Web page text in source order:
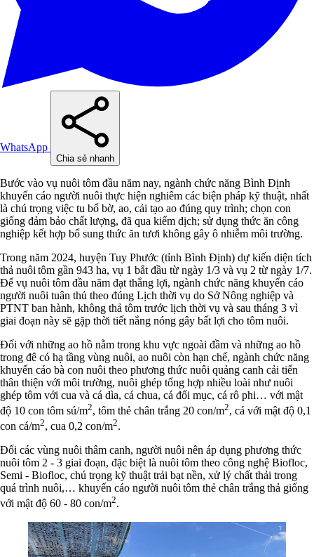
WhatsApp
Chia sẻ nhanh
Bước vào vụ nuôi tôm đầu năm nay, ngành chức năng Bình Định
khuyến cáo người nuôi thực hiện nghiêm các biện pháp kỹ thuật, nhất
là chú trọng việc tu bổ bờ, ao, cải tạo ao đúng quy trình; chọn con
giống đảm bảo chất lượng, đã qua kiểm dịch; sử dụng thức ăn công
nghiệp kết hợp bổ sung thức ăn tươi không gây ô nhiễm môi trường.
Trong năm 2024, huyện Tuy Phước (tỉnh Bình Định) dự kiến diện tích
thả nuôi tôm gần 943 ha, vụ 1 bắt đầu từ ngày 1/3 và vụ 2 từ ngày 1/7.
Để vụ nuôi tôm đầu năm đạt thắng lợi, ngành chức năng khuyến cáo
người nuôi tuân thủ theo đúng Lịch thời vụ do Sở Nông nghiệp và
PTNT ban hành, không thả tôm trước lịch thời vụ và sau tháng 3 vì
giai đoạn này sẽ gặp thời tiết nắng nóng gây bất lợi cho tôm nuôi.
Đối với những ao hồ nằm trong khu vực ngoài đầm và những ao hồ
trong đê có hạ tầng vùng nuôi, ao nuôi còn hạn chế, ngành chức năng
khuyến cáo bà con nuôi theo phương thức nuôi quảng canh cải tiến
thân thiện với môi trường, nuôi ghép tổng hợp nhiều loài như nuôi
ghép tôm với cua và cá dìa, cá chua, cá đối mục, cá rô phi… với mật
độ 10 con tôm sú/m2, tôm thẻ chân trắng 20 con/m2, cá với mật độ 0,1
con cá/m2, cua 0,2 con/m2.
Đối các vùng nuôi thâm canh, người nuôi nên áp dụng phương thức
nuôi tôm 2 - 3 giai đoạn, đặc biệt là nuôi tôm theo công nghệ Biofloc,
Semi - Biofloc, chú trọng kỹ thuật trải bạt nền, xử lý chất thải trong
quá trình nuôi,… khuyến cáo người nuôi tôm thẻ chân trắng thả giống
với mật độ 60 - 80 con/m2.